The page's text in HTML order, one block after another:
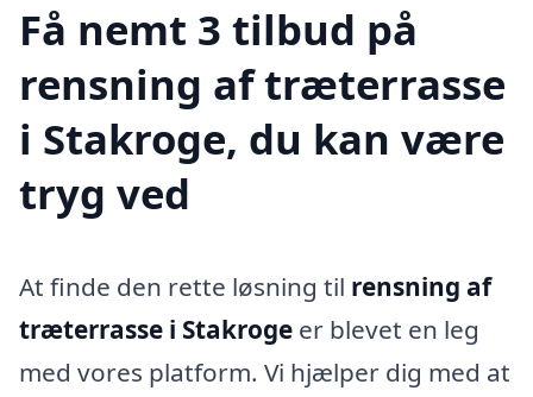
Få nemt 3 tilbud på
rensning af træterrasse
i Stakroge, du kan være
tryg ved
At finde den rette løsning til rensning af
træterrasse i Stakroge er blevet en leg
med vores platform. Vi hjælper dig med at